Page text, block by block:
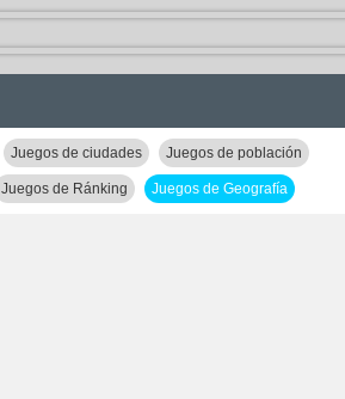
Juegos de ciudades Juegos de población
Juegos de Ránking Juegos de Geografía